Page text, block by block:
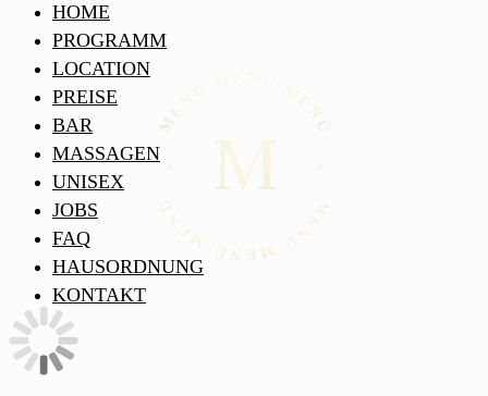
HOME
PROGRAMM
LOCATION
PREISE
BAR
MASSAGEN
UNISEX
JOBS
FAQ
HAUSORDNUNG
KONTAKT